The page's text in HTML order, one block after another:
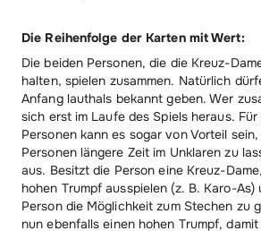
Die Reihenfolge der Karten mit Wert:
Die beiden Personen, die die Kreuz-
halten, spielen zusammen. Natürlich
Anfang lauthals bekannt geben. Wer
sich erst im Laufe des Spiels heraus.
Personen kann es sogar von Vorteil
Personen längere Zeit im Unklaren zu
aus. Besitzt die Person eine Kreuz-
hohen Trumpf ausspielen (z. B. Karo-As)
Person die Möglichkeit zum Stechen zu
nun ebenfalls einen hohen Trumpf,